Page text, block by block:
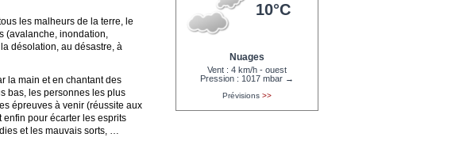
les malheurs de la terre, le
(avalanche, inondation,
désolation, au désastre, à
la main et en chantant des
bas, les personnes les plus
épreuves à venir (réussite aux
pour écarter les esprits
et les mauvais sorts, …
10°C
Nuages
Vent : 4 km/h - ouest
Pression : 1017 mbar →
Prévisions >>